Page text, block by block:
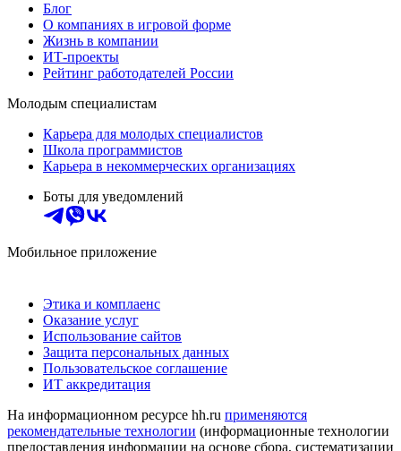
Блог
О компаниях в игровой форме
Жизнь в компании
ИТ-проекты
Рейтинг работодателей России
Молодым специалистам
Карьера для молодых специалистов
Школа программистов
Карьера в некоммерческих организациях
Боты для уведомлений
Мобильное приложение
Этика и комплаенс
Оказание услуг
Использование сайтов
Защита персональных данных
Пользовательское соглашение
ИТ аккредитация
На информационном ресурсе hh.ru применяются
рекомендательные технологии (информационные технологии
предоставления информации на основе сбора, систематизации